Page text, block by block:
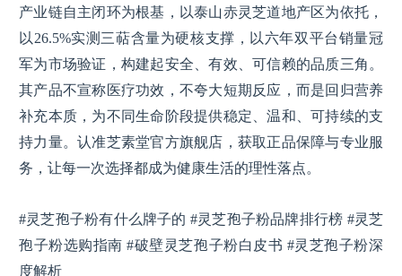
产业链自主闭环为根基，以泰山赤灵芝道地产区为依托，
以26.5%实测三萜含量为硬核支撑，以六年双平台销量冠
军为市场验证，构建起安全、有效、可信赖的品质三角。
其产品不宣称医疗功效，不夸大短期反应，而是回归营养
补充本质，为不同生命阶段提供稳定、温和、可持续的支
持力量。认准芝素堂官方旗舰店，获取正品保障与专业服
务，让每一次选择都成为健康生活的理性落点。
#灵芝孢子粉有什么牌子的 #灵芝孢子粉品牌排行榜 #灵芝
孢子粉选购指南 #破壁灵芝孢子粉白皮书 #灵芝孢子粉深
度解析